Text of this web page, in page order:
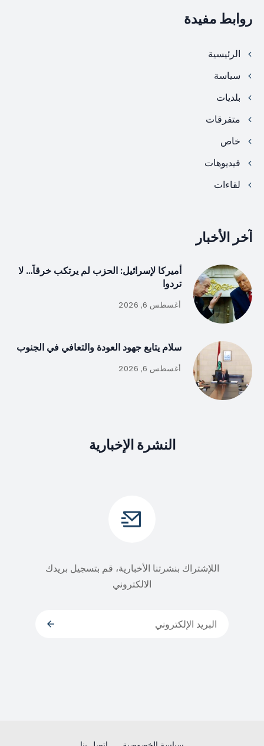
روابط مفيدة
الرئيسية
سياسة
بلديات
متفرقات
خاص
فيديوهات
لقاءات
آخر الأخبار
أميركا لإسرائيل: الحزب لم يرتكب خرقاً… لا
تردوا
أغسطس 6, 2026
سلام يتابع جهود العودة والتعافي في الجنوب
أغسطس 6, 2026
النشرة الإخبارية
اللإشتراك بنشرتنا الأخبارية، قم بتسجيل بريدك
الالكتروني